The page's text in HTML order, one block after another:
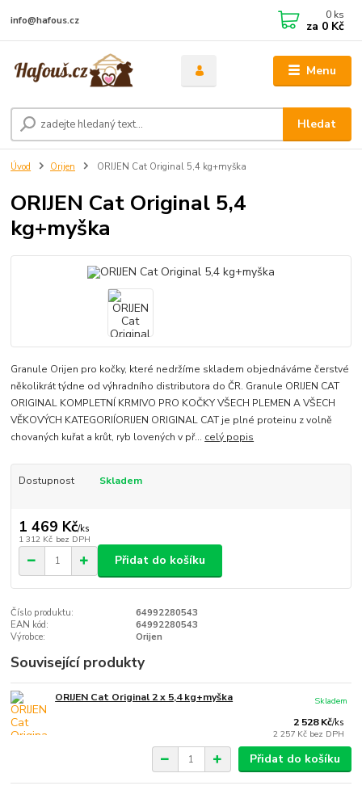
Menu
Hledat
info@hafous.cz 0 ks
za 0 Kč
Úvod Orijen ORIJEN Cat Original 5,4 kg+myška
ORIJEN Cat Original 5,4
kg+myška
Granule Orijen pro kočky, které nedržíme skladem objednáváme čerstvé
několikrát týdne od výhradního distributora do ČR. Granule ORIJEN CAT
ORIGINAL KOMPLETNÍ KRMIVO PRO KOČKY VŠECH PLEMEN A VŠECH
VĚKOVÝCH KATEGORIÍORIJEN ORIGINAL CAT je plné proteinu z volně
chovaných kuřat a krůt, ryb lovených v př... celý popis
Dostupnost Skladem
1 469 Kč/ks
1 312 Kč bez DPH
Přidat do košíku
Číslo produktu:
64992280543
EAN kód:
64992280543
Výrobce:
Orijen
Související produkty
ORIJEN Cat Original 2 x 5,4 kg+myška
2 528 Kč/ks
2 257 Kč bez DPH
Skladem
Přidat do košíku